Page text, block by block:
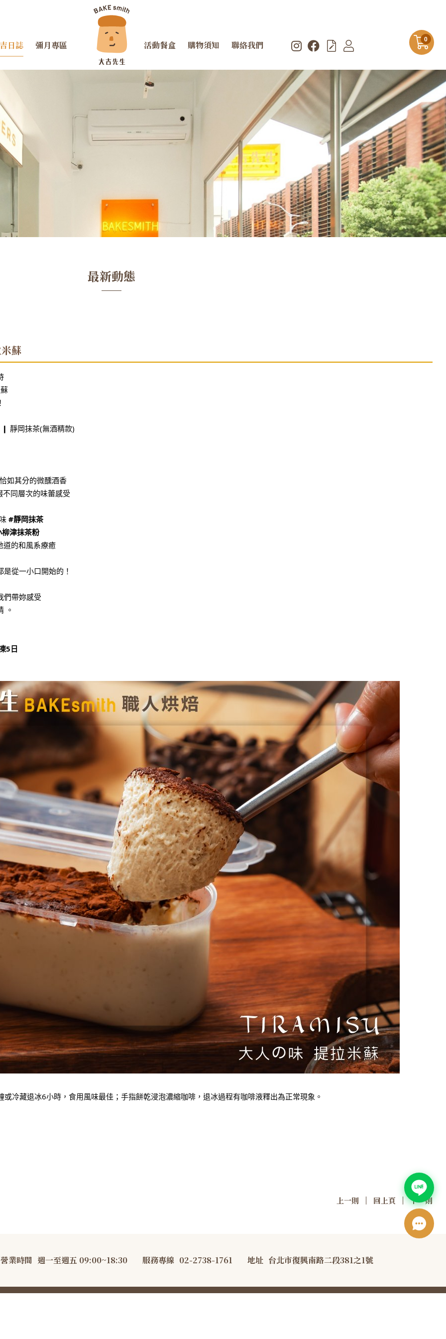
日誌 彌月專區 活動餐盒 購物須知 聯絡我們
最新動態
蘇
靜岡抺茶(無酒精款)
如其分的微醺酒香
同層次的味蕾感受
#靜岡抹茶
津抹茶粉
道的和風系療癒
從一小口開始的！
們帶妳感受
。
5日
冷藏退冰6小時，食用風味最佳；手指餅乾浸泡濃縮咖啡，退冰過程有咖啡液釋出為正常現象。
上一則 | 回上頁 |下一則
營業時間 週一至週五 09:00~18:30 服務專線 02-2738-1761 地址 台北市復興南路二段381之1號
0